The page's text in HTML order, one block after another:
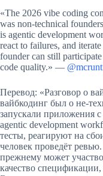
«The 2026 vibe coding
was non-technical
is agentic development
react to failures, and
founder can still
code quality.» —
Перевод: «Разговор о
вайбкодинг был о не-
запускали приложения
agentic development
тесты, реагируют на
человек проведёт
прежнему может
качество спецификации,